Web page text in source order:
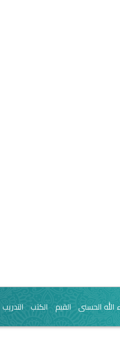
الله الحسنى القيم الكتب التدريب